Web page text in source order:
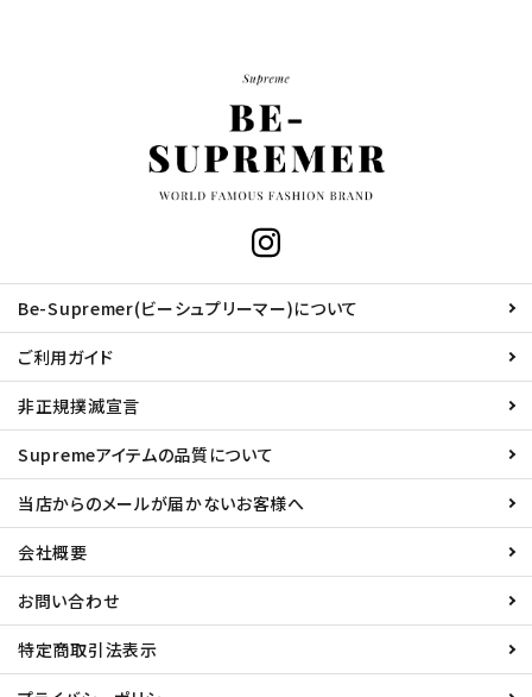
Be-Supremer(ビーシュプリーマー)について
ご利用ガイド
非正規撲滅宣言
Supremeアイテムの品質について
当店からのメールが届かないお客様へ
会社概要
お問い合わせ
特定商取引法表示